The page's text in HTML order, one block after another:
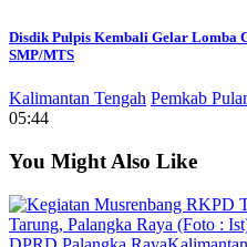
Disdik Pulpis Kembali Gelar Lomba
SMP/MTS
Kalimantan Tengah Pemkab
05:44
You Might Also Like